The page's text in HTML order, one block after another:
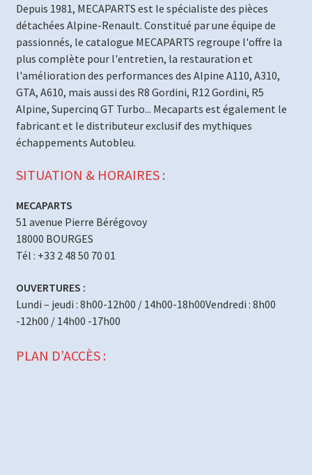
Depuis 1981, MECAPARTS est le spécialiste des pièces
détachées Alpine-Renault. Constitué par une équipe de
passionnés, le catalogue MECAPARTS regroupe l'offre la
plus complète pour l'entretien, la restauration et
l'amélioration des performances des Alpine A110, A310,
GTA, A610, mais aussi des R8 Gordini, R12 Gordini, R5
Alpine, Supercinq GT Turbo... Mecaparts est également le
fabricant et le distributeur exclusif des mythiques
échappements Autobleu.
SITUATION & HORAIRES :
MECAPARTS
51 avenue Pierre Bérégovoy
18000 BOURGES
Tél : +33 2 48 50 70 01
OUVERTURES :
Lundi – jeudi : 8h00-12h00 / 14h00-18h00Vendredi : 8h00
-12h00 / 14h00 -17h00
PLAN D’ACCÈS :